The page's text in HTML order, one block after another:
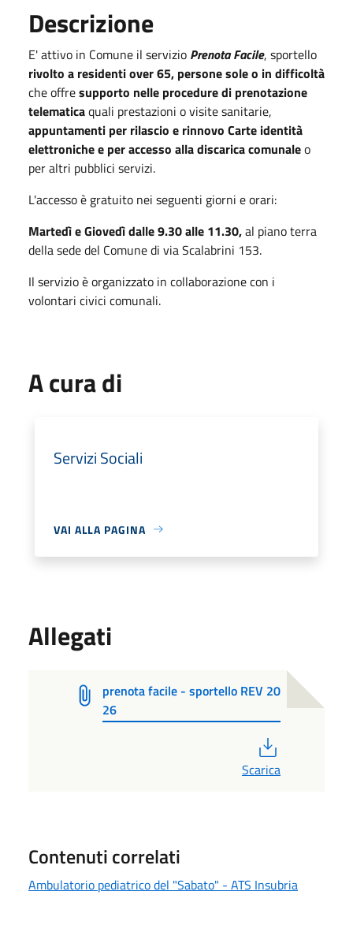
Descrizione
E' attivo in Comune il servizio Prenota Facile, sportello
rivolto a residenti over 65, persone sole o in difficoltà
che offresupporto nelle procedure di prenotazione
telematicaquali prestazioni o visite sanitarie,
appuntamenti per rilascio e rinnovo Carte identità
elettroniche e per accesso alla discarica comunaleo
per altri pubblici servizi.
L'accesso è gratuito nei seguenti giorni e orari:
Martedì e Giovedì dalle 9.30 alle 11.30,al piano terra
della sede del Comune di via Scalabrini 153.
Il servizio è organizzato in collaborazione con i
volontari civici comunali.
A cura di
Servizi Sociali
VAI ALLA PAGINA
Allegati
prenota facile - sportello REV 20
26
Scarica
Contenuti correlati
Ambulatorio pediatrico del "Sabato" - ATS Insubria